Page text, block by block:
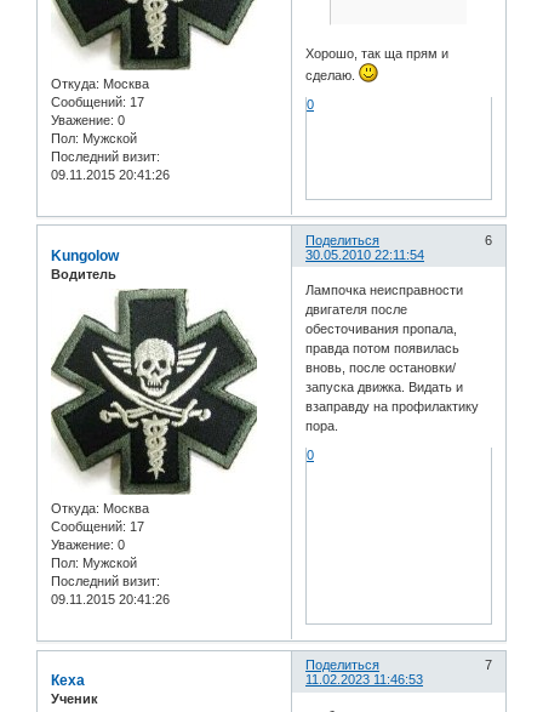
Откуда: Москва
Сообщений: 17
Уважение: 0
Пол: Мужской
Последний визит:
09.11.2015 20:41:26
Хорошо, так ща прям и
сделаю.
0
Поделиться
6
30.05.2010 22:11:54
Kungolow
Водитель
Откуда: Москва
Сообщений: 17
Уважение: 0
Пол: Мужской
Последний визит:
09.11.2015 20:41:26
Лампочка неисправности
двигателя после
обесточивания пропала,
правда потом появилась
вновь, после остановки/
запуска движка. Видать и
взаправду на профилактику
пора.
0
Поделиться
7
11.02.2023 11:46:53
Кеха
Ученик